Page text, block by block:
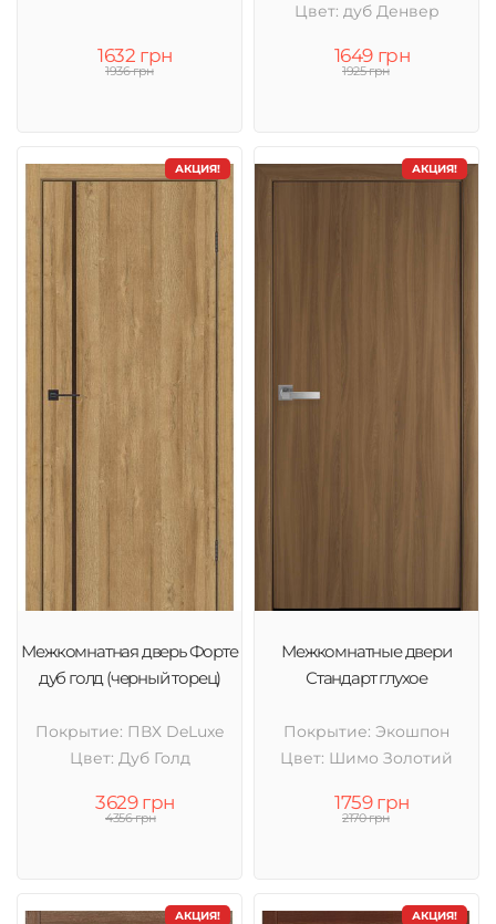
1632 грн
1936 грн
Цвет: дуб Денвер
1649 грн
1925 грн
АКЦИЯ!
Межкомнатная дверь Форте
дуб голд (черный торец)
Покрытие: ПВХ DeLuxe
Цвет: Дуб Голд
3629 грн
4356 грн
АКЦИЯ!
Межкомнатные двери
Стандарт глухое
Покрытие: Экошпон
Цвет: Шимо Золотий
1759 грн
2170 грн
АКЦИЯ! АКЦИЯ!